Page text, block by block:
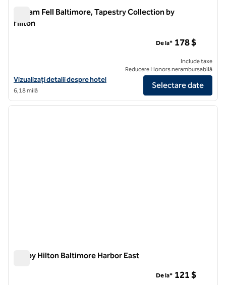
William Fell Baltimore, Tapestry Collection by
Hilton
Vizualizați detaliile hotelului pentru The William Fell Baltimore,
Vizualizați detalii despre hotel
6,18 milă
De la* 178 $
Include taxe
Reducere Honors nerambursabilă
Selectare date
1/12
1 din 12
Tru by Hilton Baltimore Harbor East
De la* 121 $